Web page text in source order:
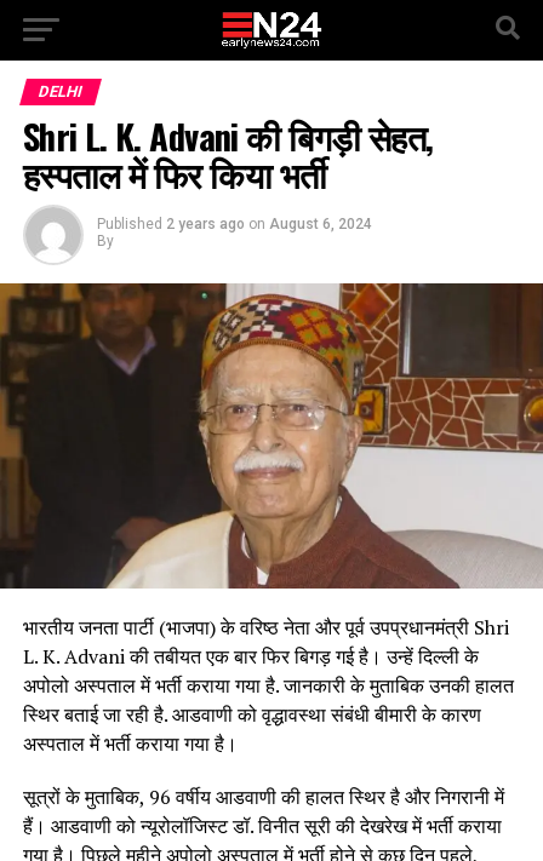
DELHI
Shri L. K. Advani की बिगड़ी सेहत,
हस्पताल में फिर किया भर्ती
Published 2 years ago on August 6, 2024
By
भारतीय जनता पार्टी (भाजपा) के वरिष्ठ नेता और पूर्व उपप्रधानमंत्री Shri
L. K. Advani की तबीयत एक बार फिर बिगड़ गई है। उन्हें दिल्ली के
अपोलो अस्पताल में भर्ती कराया गया है. जानकारी के मुताबिक उनकी हालत
स्थिर बताई जा रही है. आडवाणी को वृद्धावस्था संबंधी बीमारी के कारण
अस्पताल में भर्ती कराया गया है।
सूत्रों के मुताबिक, 96 वर्षीय आडवाणी की हालत स्थिर है और निगरानी में
हैं। आडवाणी को न्यूरोलॉजिस्ट डॉ. विनीत सूरी की देखरेख में भर्ती कराया
गया है। पिछले महीने अपोलो अस्पताल में भर्ती होने से कुछ दिन पहले,